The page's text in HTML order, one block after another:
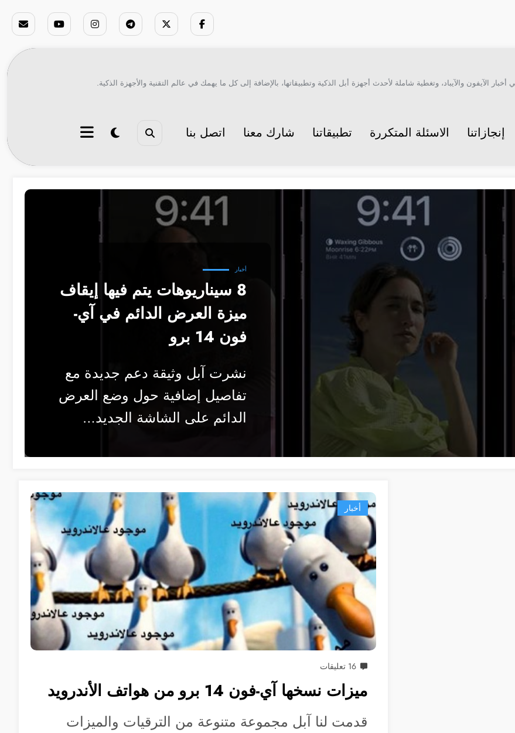
الآيفون والآيباد، وتغطية شاملة لأحدث أجهزة أبل الذكية وتطبيقاتها، بالإضافة إلى كل ما يهمك في عالم التقنية والأجهزة الذكية.
إنجازاتنا الاسئلة المتكررة تطبيقاتنا شارك معنا اتصل بنا
أخبار
8 سيناريوهات يتم فيها إيقاف
ميزة العرض الدائم في آي-
فون 14 برو
نشرت آبل وثيقة دعم جديدة مع
تفاصيل إضافية حول وضع العرض
الدائم على الشاشة الجديد…
أخبار
16 تعليقات
ميزات نسخها آي-فون 14 برو من هواتف الأندرويد
قدمت لنا آبل مجموعة متنوعة من الترقيات والميزات